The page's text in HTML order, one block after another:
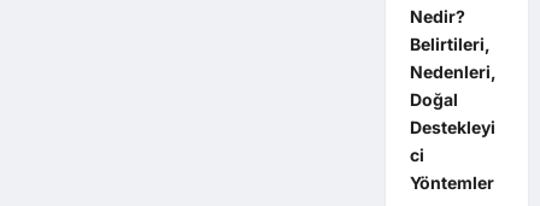
Nedir?
Belirtileri,
Nedenleri,
Doğal
Destekleyi
ci
Yöntemler